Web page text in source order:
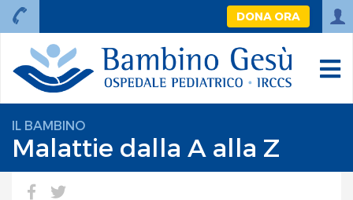
DONA ORA
IL BAMBINO
Malattie dalla A alla Z